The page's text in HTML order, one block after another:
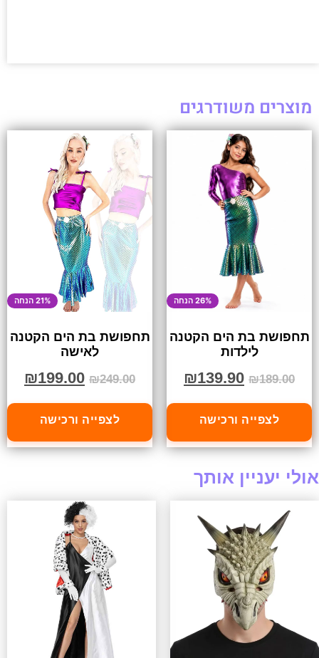
מוצרים משודרגים
26% הנחה
תחפושת בת הים הקטנה
לילדות
₪189.00
₪139.90
לצפייה ורכישה
21% הנחה
תחפושת בת הים הקטנה
לאישה
₪249.00
₪199.00
לצפייה ורכישה
אולי יעניין אותך